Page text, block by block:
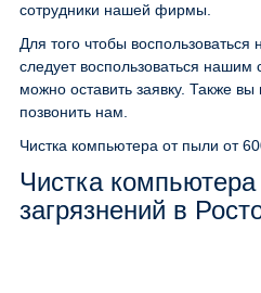
сотрудники нашей фирмы.
Для того чтобы
следует воспользоваться нашим
можно оставить заявку. Также
позвонить нам.
Чистка компьютера от пыли от
Чистка
загрязнений в